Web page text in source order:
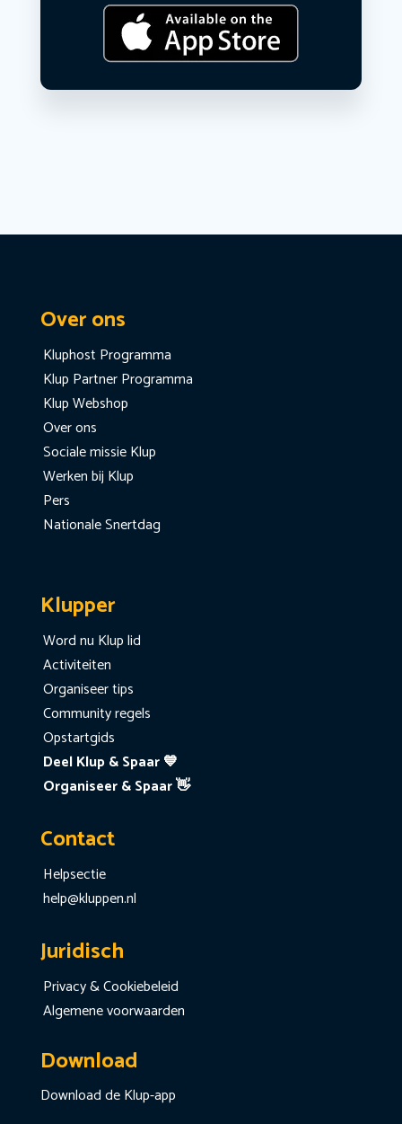
Over ons
Kluphost Programma
Klup Partner Programma
Klup Webshop
Over ons
Sociale missie Klup
Werken bij Klup
Pers
Nationale Snertdag
Klupper
Word nu Klup lid
Activiteiten
Organiseer tips
Community regels
Opstartgids
Deel Klup & Spaar 💙
Organiseer & Spaar 👋
Contact
Helpsectie
help@kluppen.nl
Juridisch
Privacy & Cookiebeleid
Algemene voorwaarden
Download
Download de Klup-app